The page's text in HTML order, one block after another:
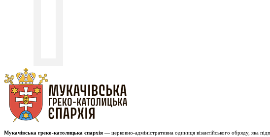
Мукачівська греко-католицька єпархія — церковно-адміністративна одиниця візантійського обряду, яка